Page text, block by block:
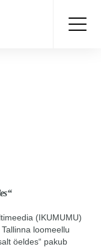
(IKUMUMU)
loomeellu
öeldes“ pakub